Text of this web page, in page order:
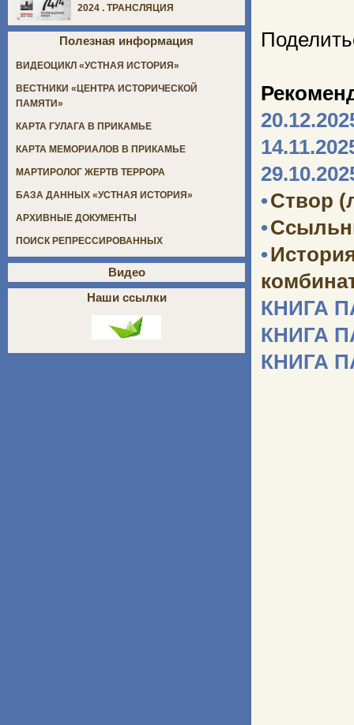
•Створ
•
•
КНИГА
КНИГА
КНИГА
2024 . ТРАНСЛЯЦИЯ
Полезная информация
ВИДЕОЦИКЛ «УСТНАЯ ИСТОРИЯ»
ВЕСТНИКИ «ЦЕНТРА ИСТОРИЧЕСКОЙ
ПАМЯТИ»
КАРТА ГУЛАГА В ПРИКАМЬЕ
КАРТА МЕМОРИАЛОВ В ПРИКАМЬЕ
МАРТИРОЛОГ ЖЕРТВ ТЕРРОРА
БАЗА ДАННЫХ «УСТНАЯ ИСТОРИЯ»
АРХИВНЫЕ ДОКУМЕНТЫ
ПОИСК РЕПРЕССИРОВАННЫХ
Видео
Наши ссылки